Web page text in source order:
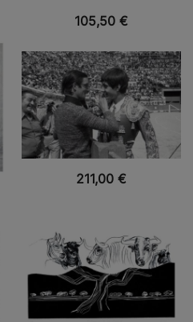
VUE RAPIDE
105,50 €
VUE RAPIDE
211,00 €